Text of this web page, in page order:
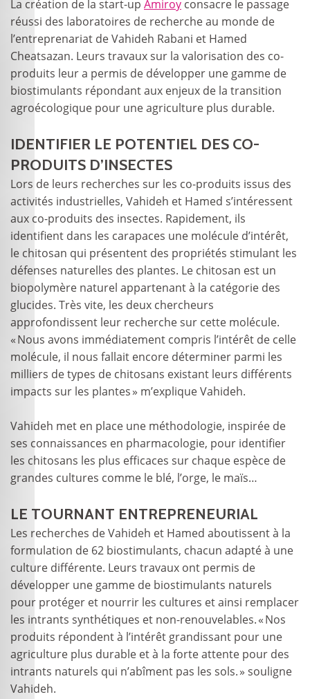
La création de la start-up Amiroy consacre le passage
réussi des laboratoires de recherche au monde de
l’entreprenariat de Vahideh Rabani et Hamed
Cheatsazan. Leurs travaux sur la valorisation des co-
produits leur a permis de développer une gamme de
biostimulants répondant aux enjeux de la transition
agroécologique pour une agriculture plus durable.
IDENTIFIER LE POTENTIEL DES CO-
PRODUITS D’INSECTES
Lors de leurs recherches sur les co-produits issus des
activités industrielles, Vahideh et Hamed s’intéressent
aux co-produits des insectes. Rapidement, ils
identifient dans les carapaces une molécule d’intérêt,
le chitosan qui présentent des propriétés stimulant les
défenses naturelles des plantes. Le chitosan est un
biopolymère naturel appartenant à la catégorie des
glucides. Très vite, les deux chercheurs
approfondissent leur recherche sur cette molécule.
« Nous avons immédiatement compris l’intérêt de celle
molécule, il nous fallait encore déterminer parmi les
milliers de types de chitosans existant leurs différents
impacts sur les plantes » m’explique Vahideh.
Vahideh met en place une méthodologie, inspirée de
ses connaissances en pharmacologie, pour identifier
les chitosans les plus efficaces sur chaque espèce de
grandes cultures comme le blé, l’orge, le maïs…
LE TOURNANT ENTREPRENEURIAL
Les recherches de Vahideh et Hamed aboutissent à la
formulation de 62 biostimulants, chacun adapté à une
culture différente. Leurs travaux ont permis de
développer une gamme de biostimulants naturels
pour protéger et nourrir les cultures et ainsi remplacer
les intrants synthétiques et non-renouvelables. « Nos
produits répondent à l’intérêt grandissant pour une
agriculture plus durable et à la forte attente pour des
intrants naturels qui n’abîment pas les sols. » souligne
Vahideh.